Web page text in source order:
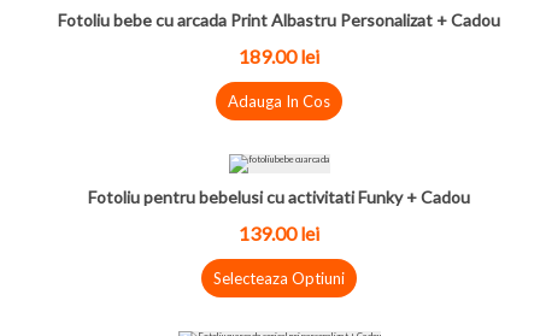
Fotoliu bebe cu arcada Print Albastru Personalizat + Cadou
189.00 lei
Adauga In Cos
Fotoliu pentru bebelusi cu activitati Funky + Cadou
139.00 lei
Selecteaza Optiuni